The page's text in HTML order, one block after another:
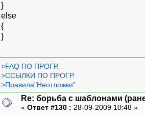
}
else
{
}
>FAQ ПО ПРОГР.
>ССЫЛКИ ПО ПРОГР.
>Правила"Неотложки"
Re: борьба с шаблонами
« Ответ #130 : 28-09-2009 10:48 »